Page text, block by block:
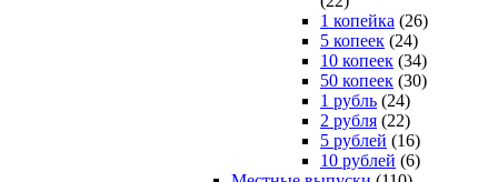
1 копейка (26)
5 копеек (24)
10 копеек (34)
50 копеек (30)
1 рубль (24)
2 рубля (22)
5 рублей (16)
10 рублей (6)